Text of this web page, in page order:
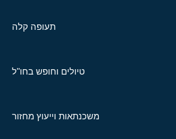
תעופה קלה
טיולים וחופש בחו"ל
משכנתאות וייעוץ מחזור